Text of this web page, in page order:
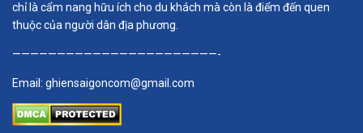
chỉ là cẩm nang hữu ích cho du khách mà còn là điểm đến quen
thuộc của người dân địa phương.
———————————————————————-
Email: ghiensaigoncom@gmail.com